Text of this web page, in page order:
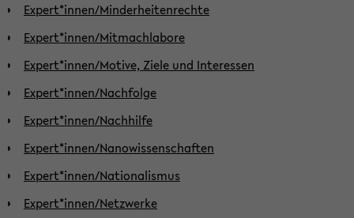
Expert*innen/Minderheitenrechte
Expert*innen/Mitmachlabore
Expert*innen/Motive, Ziele und Interessen
Expert*innen/Nachfolge
Expert*innen/Nachhilfe
Expert*innen/Nanowissenschaften
Expert*innen/Nationalismus
Expert*innen/Netzwerke